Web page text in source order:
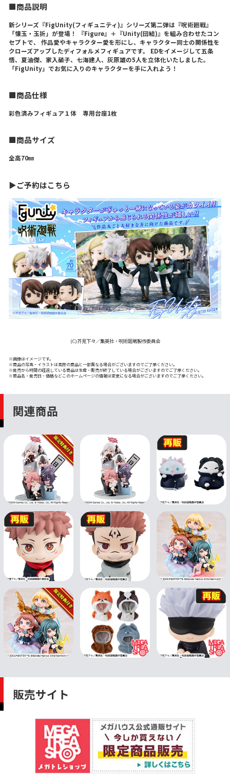
■商品説明
新シリーズ『FigUnity(フィギュニティ)』シリーズ第二弾は『呪術廻戦』
「懐玉・玉折」が登場！ 『Figure』＋『Unity(団結)』を組み合わせたコン
セプトで、 作品愛やキャラクター愛を形にし、キャラクター同士の関係性を
クローズアップしたディフォルメフィギュアです。 EDをイメージして五条
悟、夏油傑、家入硝子、七海建人、灰原雄の5人を立体化いたしました。
「FigUnity」でお気に入りのキャラクターを手に入れよう！
■商品仕様
彩色済みフィギュア１体 専用台座1枚
■商品サイズ
全高70㎜
▶ご予約はこちら
(C)芥見下々／集英社・呪術廻戦製作委員会
※画像はイメージです。
※商品の写真・イラストは実際の商品と一部異なる場合がございますのでご了承ください。
※発売から時間の経過している商品は生産・販売が終了している場合がございますのでご了承ください。
※商品名・発売日・価格などこのホームページの情報は変更になる場合がございますのでご了承ください。
関連商品
販売サイト